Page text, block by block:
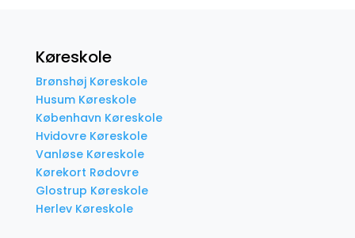
Køreskole
Brønshøj Køreskole
Husum Køreskole
København Køreskole
Hvidovre Køreskole
Vanløse Køreskole
Kørekort Rødovre
Glostrup Køreskole
Herlev Køreskole